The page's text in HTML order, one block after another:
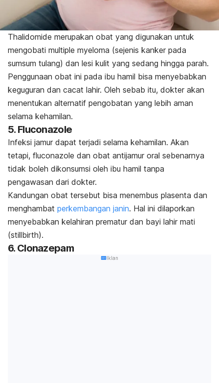
Thalidomide merupakan obat yang digunakan untuk
mengobati multiple myeloma (sejenis kanker pada
sumsum tulang) dan lesi kulit yang sedang hingga parah.
Penggunaan obat ini pada ibu hamil bisa menyebabkan
keguguran dan cacat lahir. Oleh sebab itu, dokter akan
menentukan alternatif pengobatan yang lebih aman
selama kehamilan.
5. Fluconazole
Infeksi jamur dapat terjadi selama kehamilan. Akan
tetapi, fluconazole dan obat antijamur oral sebenarnya
tidak boleh dikonsumsi oleh ibu hamil tanpa
pengawasan dari dokter.
Kandungan obat tersebut bisa menembus plasenta dan
menghambat perkembangan janin. Hal ini dilaporkan
menyebabkan kelahiran prematur dan bayi lahir mati
(stillbirth).
6. Clonazepam
Iklan